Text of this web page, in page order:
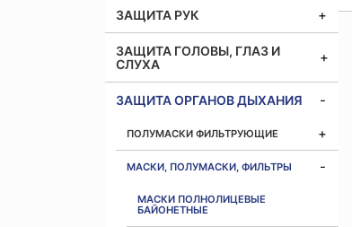
ЗАЩИТА РУК
ЗАЩИТА ГОЛОВЫ, ГЛАЗ И
СЛУХА
ЗАЩИТА ОРГАНОВ ДЫХАНИЯ
ПОЛУМАСКИ ФИЛЬТРУЮЩИЕ
МАСКИ, ПОЛУМАСКИ, ФИЛЬТРЫ
МАСКИ ПОЛНОЛИЦЕВЫЕ
БАЙОНЕТНЫЕ